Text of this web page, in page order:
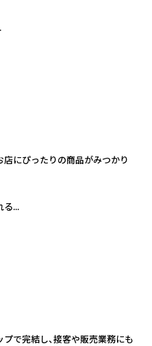
店にぴったりの商品がみつかり
る...
で完結し、接客や販売業務にも